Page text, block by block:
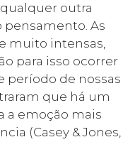
outra
pensamento. As
muito intensas,
para isso ocorrer
período de nossas
que há um
a emoção mais
(Casey & Jones,